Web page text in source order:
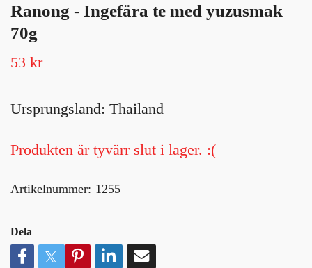
Ranong - Ingefära te med yuzusmak
70g
53 kr
Ursprungsland: Thailand
Produkten är tyvärr slut i lager. :(
Artikelnummer: 1255
Dela